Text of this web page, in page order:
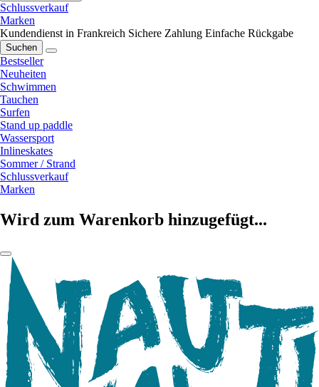
Schlussverkauf
Marken
Kundendienst in Frankreich Sichere Zahlung Einfache Rückgabe
Suchen
Bestseller
Neuheiten
Schwimmen
Tauchen
Surfen
Stand up paddle
Wassersport
Inlineskates
Sommer / Strand
Schlussverkauf
Marken
Wird zum Warenkorb hinzugefügt...